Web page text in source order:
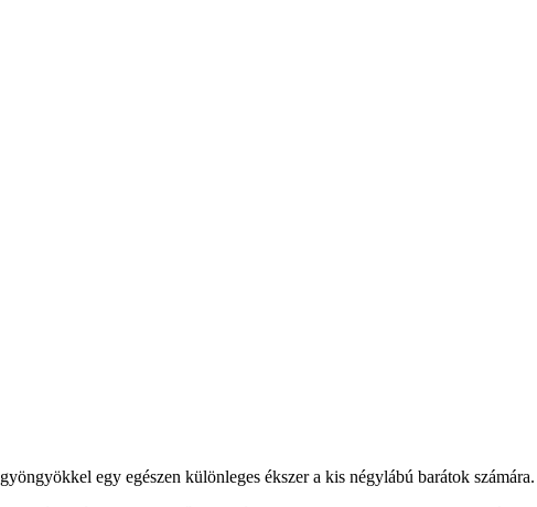
egy egészen különleges ékszer a kis négylábú barátok